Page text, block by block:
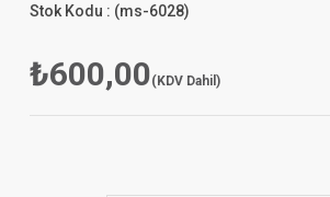
Stok Kodu : (ms-6028)
₺600,00(KDV Dahil)